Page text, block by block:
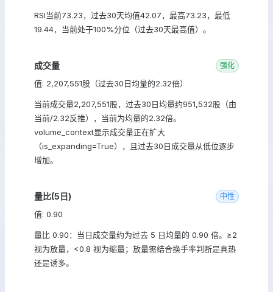
RSI当前73.23，过去30天均值42.07，最高73.23，最低
19.44，当前处于100%分位（过去30天最高值）。
成交量 强化
值: 2,207,551股（过去30日均量的2.32倍）
当前成交量2,207,551股，过去30日均量约951,532股（由
当前/2.32反推），当前为均量的2.32倍。
volume_context显示成交量正在扩大
（is_expanding=True），且过去30日成交量从低位逐步
增加。
量比(5日) 中性
值: 0.90
量比 0.90：当日成交量约为过去 5 日均量的 0.90 倍。≥2
视为放量，<0.8 视为缩量；放量需结合换手率判断是真热
还是诱多。